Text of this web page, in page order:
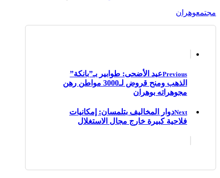
مجتمعوهران
Previousعيد الأضحى: طوابير بـ”بانكة”
الذهب ومنح قروض لـ3000 مواطن رهن
مجوهراته بوهران
Nextدوار المخاليف بتلمسان: إمكانيات
فلاحية كبيرة خارج مجال الاستغلال